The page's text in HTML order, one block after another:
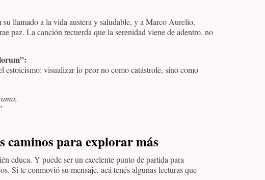
llamado a la vida austera y saludable, y a Marco Aurelio,
paz. La canción recuerda que la serenidad viene de adentro, no
estoicismo: visualizar lo peor no como catástrofe, sino como
caminos para explorar más
educa. Y puede ser un excelente punto de partida para
Si te conmovió su mensaje, acá tenés algunas lecturas que